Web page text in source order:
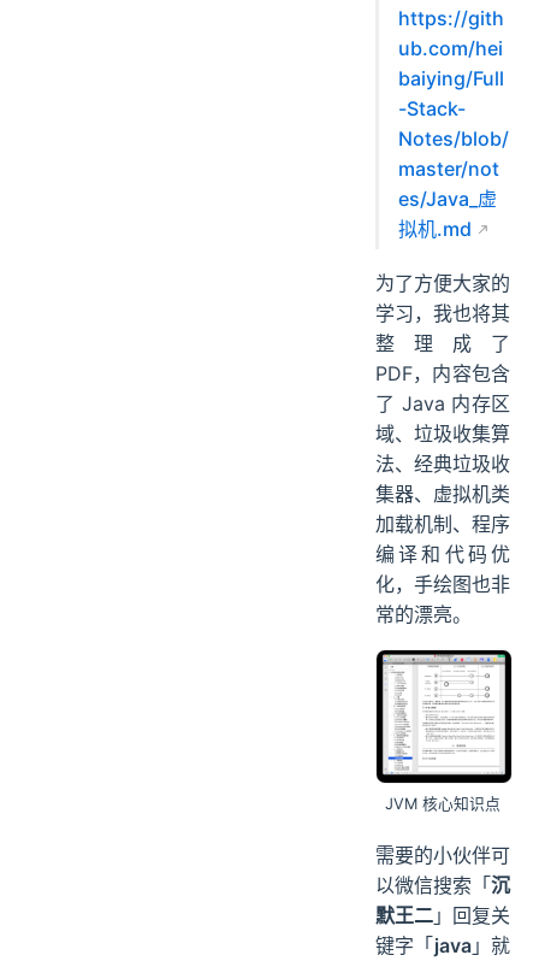
https://gith
ub.com/hei
baiying/Full
-Stack-
Notes/blob/
master/not
es/Java_虚
拟机.md
为了方便大家的
学习，我也将其
整理成了
PDF，内容包含
了 Java 内存区
域、垃圾收集算
法、经典垃圾收
集器、虚拟机类
加载机制、程序
编译和代码优
化，手绘图也非
常的漂亮。
JVM 核心知识点
需要的小伙伴可
以微信搜索「沉
默王二 」回复关
键字「java」就